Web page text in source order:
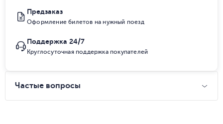
Предзаказ
Оформление билетов на нужный поезд
Поддержка 24/7
Круглосуточная поддержка покупателей
Частые вопросы